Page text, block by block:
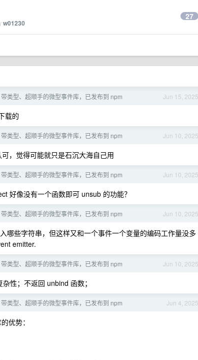
w01230
27
Jun 15, 2025
类型、超顺手的微型事件库，已发布到 npm
载的
Jun 10, 2025
类型、超顺手的微型事件库，已发布到 npm
，觉得可能就只是石沉大海自己用
Jun 10, 2025
类型、超顺手的微型事件库，已发布到 npm
好像没有一个函数即可 unsub 的功能？
Jun 10, 2025
类型、超顺手的微型事件库，已发布到 npm
哪些字符串，但这样又和一个事件一个变量的编码工作量没多
emitter.
Jun 10, 2025
类型、超顺手的微型事件库，已发布到 npm
性；不返回 unbind 函数；
Jun 4, 2025
类型、超顺手的微型事件库，已发布到 npm
优势：